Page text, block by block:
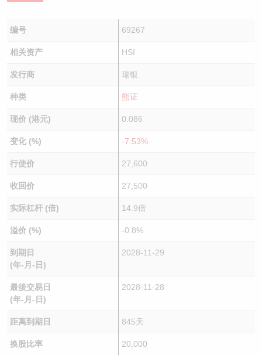
编号 69267
相关资产 HSI
发行商 瑞银
种类 熊证
现价 (港元) 0.086
变化 (%) -7.53%
行使价 27,600
收回价 27,500
实际杠杆 (倍) 14.9倍
溢价 (%) -0.8%
到期日
(年-月-日)
2028-11-29
最後交易日
(年-月-日)
2028-11-28
距离到期日 845天
换股比率 20,000